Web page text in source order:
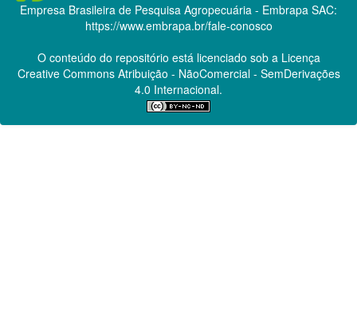
Empresa Brasileira de Pesquisa Agropecuária - Embrapa SAC:
https://www.embrapa.br/fale-conosco
O conteúdo do repositório está licenciado sob a Licença
Creative CommonsAtribuição - NãoComercial - SemDerivações
4.0 Internacional.